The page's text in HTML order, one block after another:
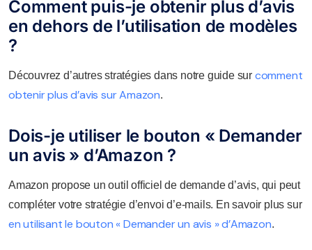
Comment puis-je obtenir plus d’avis
en dehors de l’utilisation de modèles
?
Découvrez d’autres stratégies dans notre guide sur comment
obtenir plus d’avis sur Amazon.
Dois-je utiliser le bouton « Demander
un avis » d’Amazon ?
Amazon propose un outil officiel de demande d’avis, qui peut
compléter votre stratégie d’envoi d’e-mails. En savoir plus sur
en utilisant le bouton « Demander un avis » d’Amazon.